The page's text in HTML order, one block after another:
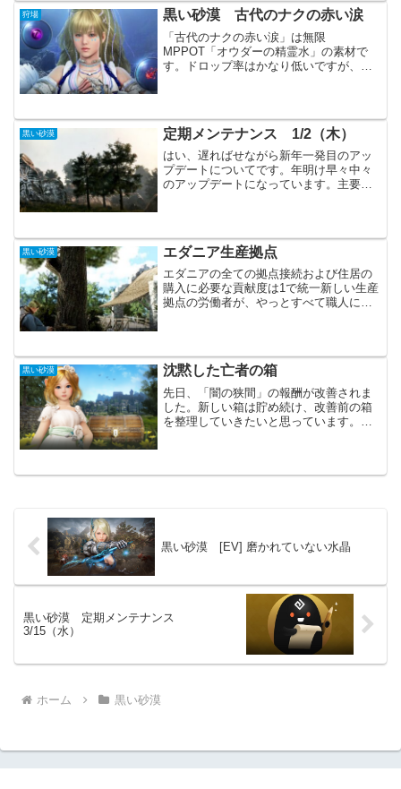
した。しばらくは新しい狩場に通う事に
なりそうです。主要アップ...
狩場 黒い砂漠 古代のナクの赤い涙
「古代のナクの赤い涙」は無限
MPPOT「オウダーの精霊水」の素材で
す。ドロップ率はかなり低いですが、と
ウダーの精霊水HP+275の...
黒い砂漠 定期メンテナンス 1/2（木）
はい、遅ればせながら新年一発目のアッ
プデートについてです。年明け早々中々
のアップデートになっています。主要ア
ですが、A...
黒い砂漠 エダニア生産拠点
エダニアの全ての拠点接続および住居の
購入に必要な貢献度は1で統一新しい生産
拠点の労働者が、やっとすべて職人にな
よりも生産拠点に投資す...
黒い砂漠 沈黙した亡者の箱
先日、「闇の狭間」の報酬が改善されま
した。新しい箱は貯め続け、改善前の箱
を整理していきたいと思っています。前
います。改変前の戦利品箱「...
黒い砂漠 [EV] 磨かれていない水晶
黒い砂漠 定期メンテナンス
3/15（水）
ホーム 黒い砂漠